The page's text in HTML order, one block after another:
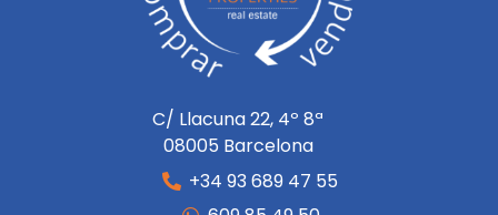
C/ Llacuna 22, 4º 8ª
08005 Barcelona
+34 93 689 47 55